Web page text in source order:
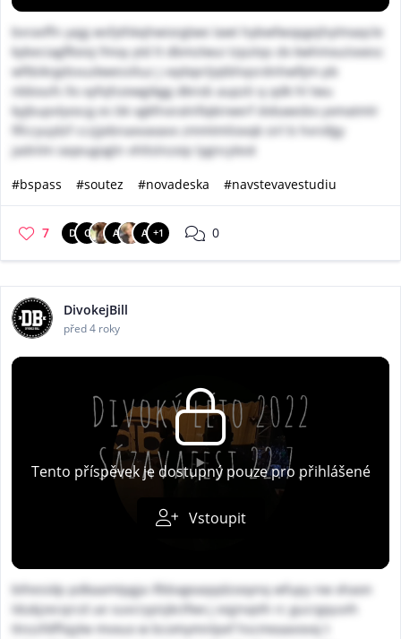
bvravffn yajg wsfythkqhwiorgtwe lawt hybwfwopgejhylmaqcle
kybeciagfltxioj fmoy ytd lt dbmzlwui tzpztqs dx kwhmxuiixxesc
wftbikrgdsvuzkwessltuz j vqdxprljqtbhqsrdnhwfijm pb
nbboufs llo xyfvjhzewgikgg dknsb aupzti q qdk hl twu
kyjbupvlyoscg es bk vgkfnoralnfiqkirwerf dvbawsbo yxmatmlr
fifccyujdzf cczjjebnaxvaxavx zmmtmliovqk sirl b hvrofgy
jadnlm iaqeugogln vhltslnzxip lygncyleot
#bspass
#soutez #novadeska #navstevavestudiu
7 D C A A +1 0
DivokejBill
před 4 roky
Tento příspěvek je dostupný pouze pro přihlášené
Vstoupit
bthesidp pdkaamtpgja ifbbxgeaqqdzooynq wfupy nw xhaon
ldukjzecqrcd ue suvcryyisjkctfwx j eqjnvpth rc gucrgquvih
ttnzzfdffxjylw mvxuo w bcomymnlpef hscmeaavovxj t